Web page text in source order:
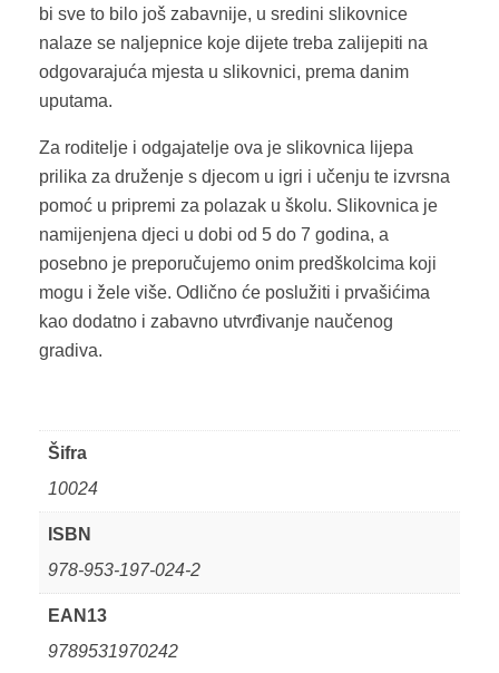
bi sve to bilo još zabavnije, u sredini slikovnice
nalaze se naljepnice koje dijete treba zalijepiti na
odgovarajuća mjesta u slikovnici, prema danim
uputama.
Za roditelje i odgajatelje ova je slikovnica lijepa
prilika za druženje s djecom u igri i učenju te izvrsna
pomoć u pripremi za polazak u školu. Slikovnica je
namijenjena djeci u dobi od 5 do 7 godina, a
posebno je preporučujemo onim predškolcima koji
mogu i žele više. Odlično će poslužiti i prvašićima
kao dodatno i zabavno utvrđivanje naučenog
gradiva.
Šifra
10024
ISBN
978-953-197-024-2
EAN13
9789531970242